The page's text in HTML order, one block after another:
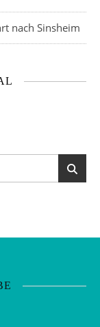
nach Sinsheim